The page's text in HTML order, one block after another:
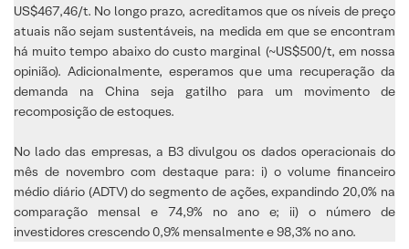
US$467,46/t. No longo prazo, acreditamos que os níveis de preço
atuais não sejam sustentáveis, na medida em que se encontram
há muito tempo abaixo do custo marginal (~US$500/t, em nossa
opinião). Adicionalmente, esperamos que uma recuperação da
demanda na China seja gatilho para um movimento de
recomposição de estoques.
No lado das empresas, a B3 divulgou os dados operacionais do
mês de novembro com destaque para: i) o volume financeiro
médio diário (ADTV) do segmento de ações, expandindo 20,0% na
comparação mensal e 74,9% no ano e; ii) o número de
investidores crescendo 0,9% mensalmente e 98,3% no ano.